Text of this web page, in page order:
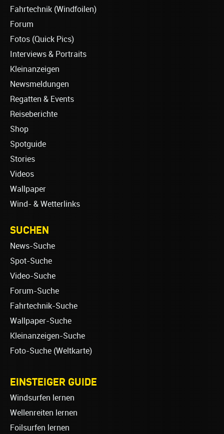
Fahrtechnik (Windfoilen)
Forum
Fotos (Quick Pics)
Interviews & Portraits
Kleinanzeigen
Newsmeldungen
Regatten & Events
Reiseberichte
Shop
Spotguide
Stories
Videos
Wallpaper
Wind- & Wetterlinks
SUCHEN
News-Suche
Spot-Suche
Video-Suche
Forum-Suche
Fahrtechnik-Suche
Wallpaper-Suche
Kleinanzeigen-Suche
Foto-Suche (Weltkarte)
EINSTEIGER GUIDE
Windsurfen lernen
Wellenreiten lernen
Foilsurfen lernen